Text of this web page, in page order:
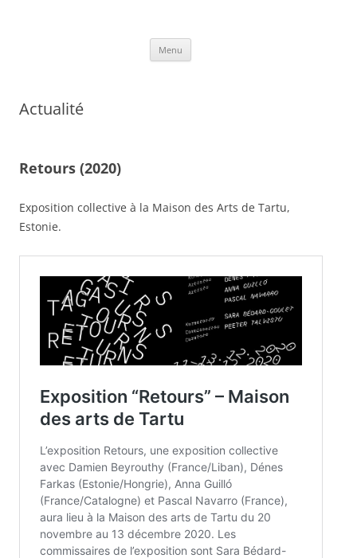
Menu
Actualité
Retours (2020)
Exposition collective à la Maison des Arts de Tartu,
Estonie.